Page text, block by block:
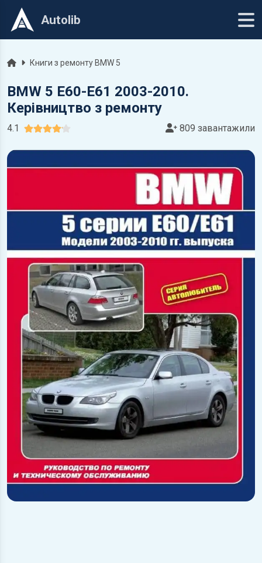
Autolib
ГоловнаКниги з ремонту BMW 5
BMW 5 E60-E61 2003-2010.
Керівництво з ремонту
4.1 809 завантажили